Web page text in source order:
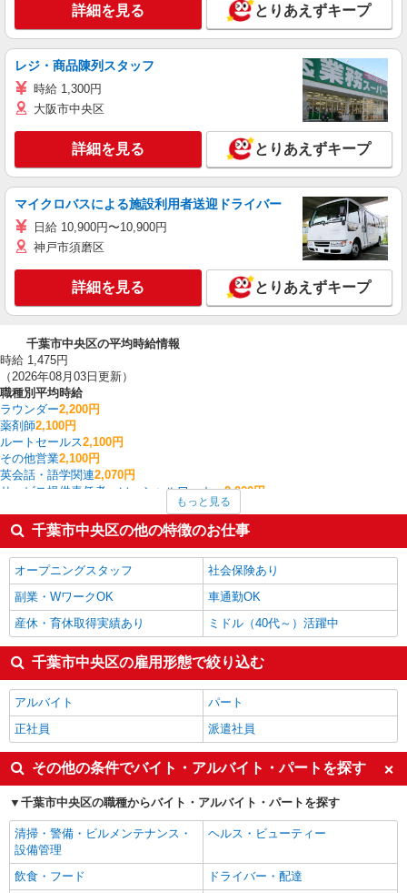
詳細を見る とりあえずキープ
レジ・商品陳列スタッフ
時給 1,300円
大阪市中央区
詳細を見る とりあえずキープ
マイクロバスによる施設利用者送迎ドライバー
日給 10,900円〜10,900円
神戸市須磨区
詳細を見る とりあえずキープ
千葉市中央区の平均時給情報
時給 1,475円
（2026年08月03日更新）
職種別平均時給
ラウンダー2,200円
薬剤師2,100円
ルートセールス2,100円
その他営業2,100円
英会話・語学関連2,070円
サービス提供責任者・ソーシャルワーカー2,000円
家事代行1,700円
その他オフィスワーク・事務 1,661円
家電・携帯販売1,608円
千葉市中央区の他の職種の平均時給を見る
もっと見る
千葉市中央区の他の特徴のお仕事
オープニングスタッフ
社会保険あり
副業・WワークOK
車通勤OK
産休・育休取得実績あり
ミドル（40代～）活躍中
千葉市中央区の雇用形態で絞り込む
アルバイト
パート
正社員
派遣社員
その他の条件でバイト・アルバイト・パートを探す
千葉市中央区の職種からバイト・アルバイト・パートを探す
清掃・警備・ビルメンテナンス・
設備管理
ヘルス・ビューティー
飲食・フード
ドライバー・配達